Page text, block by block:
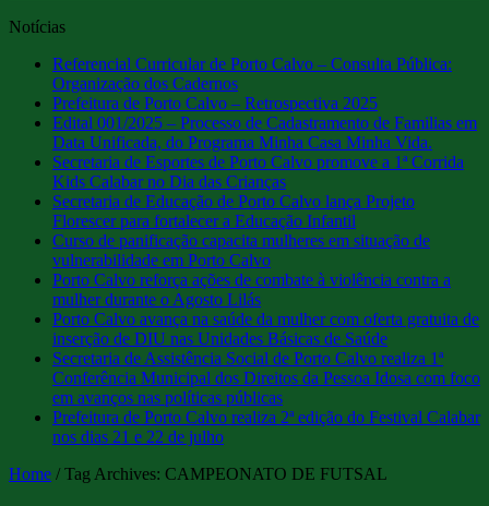
Notícias
Referencial Curricular de Porto Calvo – Consulta Pública:
Organização dos Cadernos
Prefeitura de Porto Calvo – Retrospectiva 2025
Edital 001/2025 – Processo de Cadastramento de Familias em
Data Unificada, do Programa Minha Casa Minha Vida.
Secretaria de Esportes de Porto Calvo promove a 1ª Corrida
Kids Calabar no Dia das Crianças
Secretaria de Educação de Porto Calvo lança Projeto
Florescer para fortalecer a Educação Infantil
Curso de panificação capacita mulheres em situação de
vulnerabilidade em Porto Calvo
Porto Calvo reforça ações de combate à violência contra a
mulher durante o Agosto Lilás
Porto Calvo avança na saúde da mulher com oferta gratuita de
inserção de DIU nas Unidades Básicas de Saúde
Secretaria de Assistência Social de Porto Calvo realiza 1ª
Conferência Municipal dos Direitos da Pessoa Idosa com foco
em avanços nas políticas públicas
Prefeitura de Porto Calvo realiza 2ª edição do Festival Calabar
nos dias 21 e 22 de julho
Home / Tag Archives: CAMPEONATO DE FUTSAL